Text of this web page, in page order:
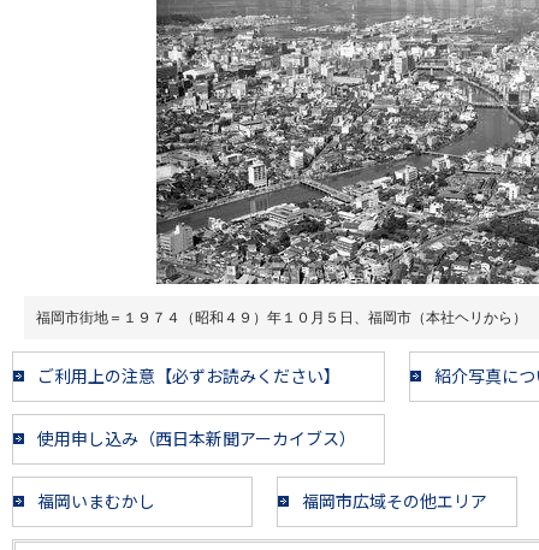
福岡市街地＝１９７４（昭和４９）年１０月５日、福岡市（本社ヘリから）
ご利用上の注意【必ずお読みください】 紹介写真に
使用申し込み（西日本新聞アーカイブス）
福岡いまむかし 福岡市広域その他エリア